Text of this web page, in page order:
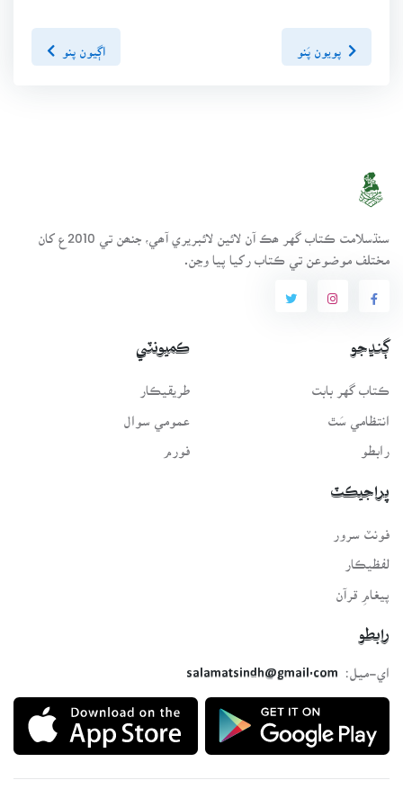
پويون پَنو اڳيون پنو
سنڌسلامت ڪتاب گهر ھڪ آن لائين لائبريري آھي، جنھن تي 2010ع کان
مختلف موضوعن تي ڪتاب رکيا پيا وڃن.
ڳنڍجو
ڪتاب گهر بابت
انتظامي سَٿ
رابطو
ڪميونٽي
طريقيڪار
عمومي سوال
فورم
پراجيڪٽ
لفظيڪار
پيغامِ قرآن
رابطو
اي-ميل:
salamatsindh@gmail.com